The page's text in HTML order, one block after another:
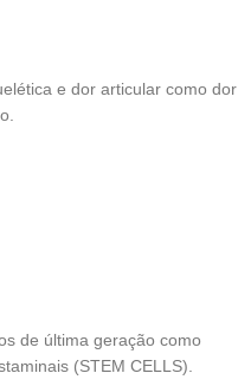
e dor articular como dor
de última geração como
(STEM CELLS).